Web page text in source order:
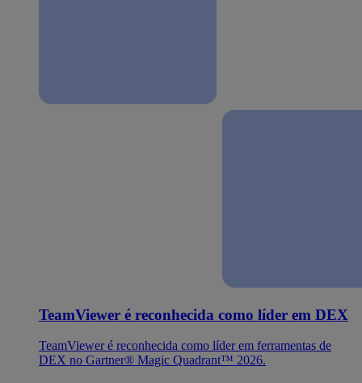
TeamViewer é reconhecida como líder em DEX
TeamViewer é reconhecida como líder em ferramentas de
DEX no Gartner® Magic Quadrant™ 2026.